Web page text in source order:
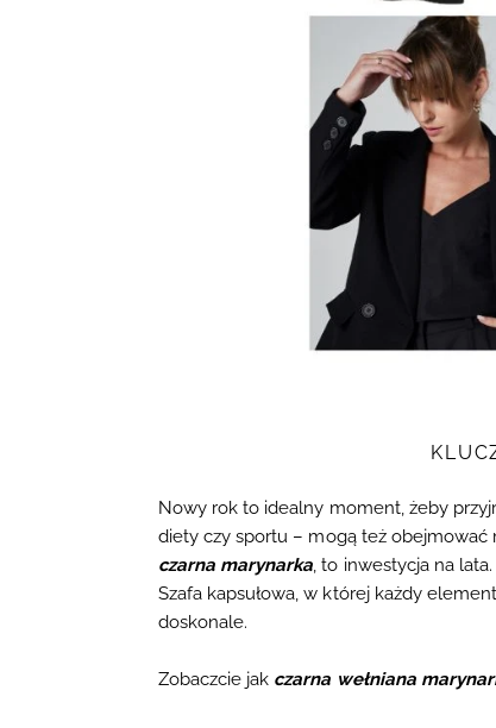
Nowy rok to idealny moment, żeby
diety czy sportu – mogą też obejmować
czarna marynarka, to inwestycja na
Szafa kapsułowa, w której każdy
doskonale.
Zobaczcie jak czarna wełniana